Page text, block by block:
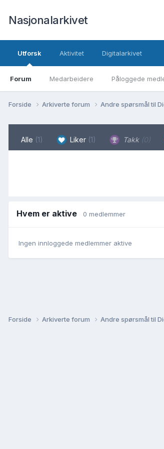
Nasjonalarkivet
Utforsk
Forum Medarbeidere Påloggede
Aktivitet Digitalarkivet
Forside Arkiverte forum Andre spørsmål til
Alle (1) Liker (1) Takk (0)
Hvem er aktive 0 medlemmer
Ingen innloggede medlemmer aktive
Forside Arkiverte forum Andre spørsmål til